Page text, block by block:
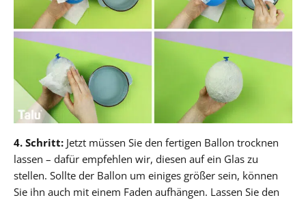
4. Schritt: Jetzt müssen Sie den fertigen Ballon trocknen
lassen – dafür empfehlen wir, diesen auf ein Glas zu
stellen. Sollte der Ballon um einiges größer sein, können
Sie ihn auch mit einem Faden aufhängen. Lassen Sie den